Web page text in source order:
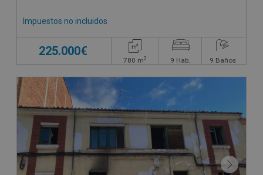
Impuestos no incluidos
225.000€
780 m2 9 Hab. 9 Baños
CONDICIONES ESPECIALES